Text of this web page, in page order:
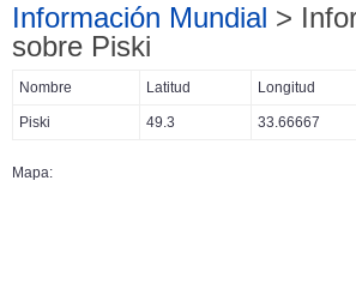
Información Mundial >
sobre Piski
Nombre Latitud Longitud
Piski 49.3 33.66667
Mapa: